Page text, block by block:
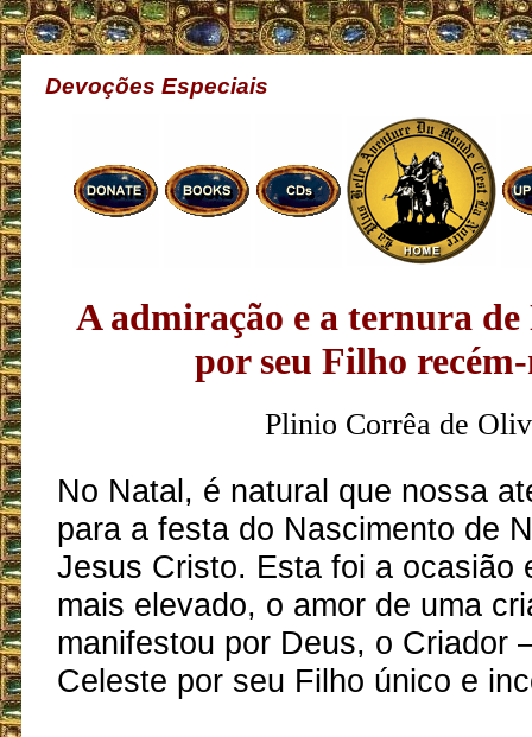
Devoções Especiais
A admiração e a ternura de
por seu Filho
Plinio Corrêa de
No Natal, é natural que nossa
para a festa do Nascimento de
Jesus Cristo. Esta foi a ocasião
mais elevado, o amor de uma
manifestou por Deus, o Criador
Celeste por seu Filho único e